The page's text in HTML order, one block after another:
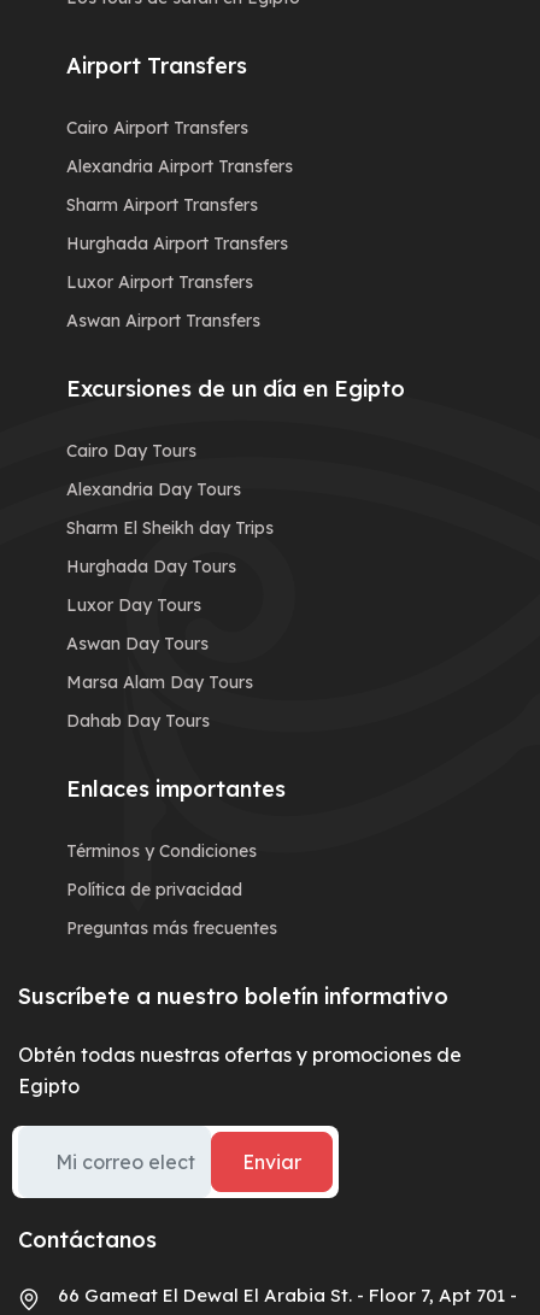
Airport Transfers
Cairo Airport Transfers
Alexandria Airport Transfers
Sharm Airport Transfers
Hurghada Airport Transfers
Luxor Airport Transfers
Aswan Airport Transfers
Excursiones de un día en Egipto
Cairo Day Tours
Alexandria Day Tours
Sharm El Sheikh day Trips
Hurghada Day Tours
Luxor Day Tours
Aswan Day Tours
Marsa Alam Day Tours
Dahab Day Tours
Enlaces importantes
Términos y Condiciones
Política de privacidad
Preguntas más frecuentes
Suscríbete a nuestro boletín informativo
Obtén todas nuestras ofertas y promociones de
Egipto
Enviar
Contáctanos
66 Gameat El Dewal El Arabia St. - Floor 7, Apt 701 -